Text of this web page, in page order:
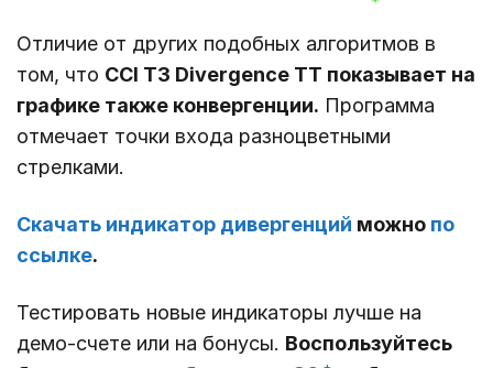
Отличие от других подобных алгоритмов в
том, что CCI T3 Divergence TT показывает на
графике также конвергенции. Программа
отмечает точки входа разноцветными
стрелками.
Скачать индикатор дивергенций можно по
ссылке.
Тестировать новые индикаторы лучше на
демо-счете или на бонусы. Воспользуйтесь